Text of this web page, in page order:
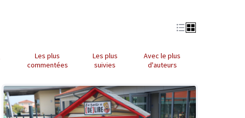
Les plus
commentées
Les plus
suivies
Avec le plus
d'auteurs